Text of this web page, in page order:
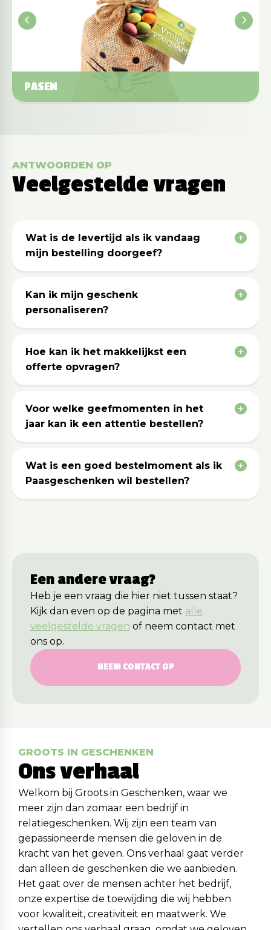
PASEN
ANTWOORDEN OP
Veelgestelde vragen
Wat is de levertijd als ik vandaag
mijn bestelling doorgeef?
Kan ik mijn geschenk
personaliseren?
Hoe kan ik het makkelijkst een
offerte opvragen?
Voor welke geefmomenten in het
jaar kan ik een attentie bestellen?
Wat is een goed bestelmoment als ik
Paasgeschenken wil bestellen?
Een andere vraag?
Heb je een vraag die hier niet tussen staat?
Kijk dan even op de pagina met alle
veelgestelde vragen of neem contact met
ons op.
NEEM CONTACT OP
GROOTS IN GESCHENKEN
Ons verhaal
Welkom bij Groots in Geschenken, waar we
meer zijn dan zomaar een bedrijf in
relatiegeschenken. Wij zijn een team van
gepassioneerde mensen die geloven in de
kracht van het geven. Ons verhaal gaat verder
dan alleen de geschenken die we aanbieden.
Het gaat over de mensen achter het bedrijf,
onze expertise de toewijding die wij hebben
voor kwaliteit, creativiteit en maatwerk. We